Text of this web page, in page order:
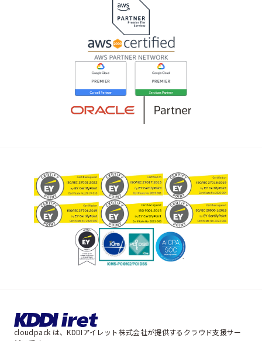
cloudpack は、KDDIアイレット株式会社が提供するクラウド支援サー